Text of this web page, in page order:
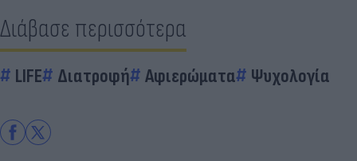
Διάβασε περισσότερα
LIFE Διατροφή Αφιερώματα Ψυχολογία